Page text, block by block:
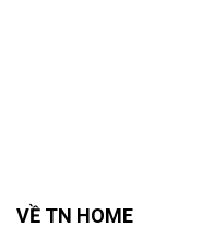
VỀ TN HOME